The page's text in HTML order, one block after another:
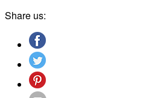
Share us: